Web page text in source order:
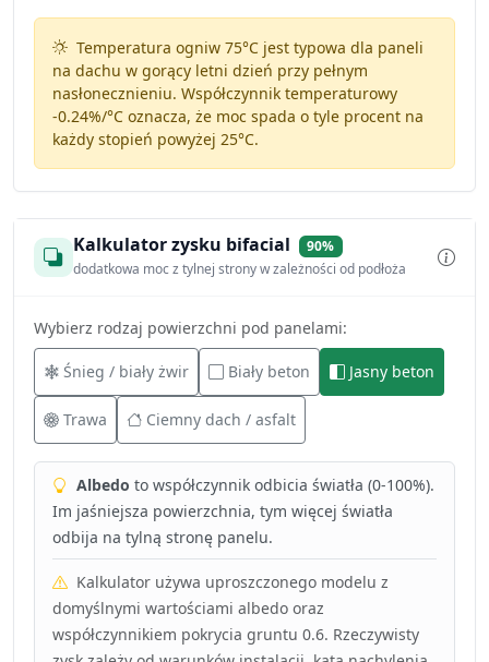
Temperatura ogniw 75°C jest typowa dla paneli
na dachu w gorący letni dzień przy pełnym
nasłonecznieniu. Współczynnik temperaturowy
-0.24%/°Coznacza, że moc spada o tyle procent na
każdy stopień powyżej 25°C.
Kalkulator zysku bifacial
90%
dodatkowa moc z tylnej strony w zależności od podłoża
Wybierz rodzaj powierzchni pod panelami:
Śnieg / biały żwir Biały beton Jasny beton
Trawa Ciemny dach / asfalt
Albedo to współczynnik odbicia światła (0-100%).
Im jaśniejsza powierzchnia, tym więcej światła
odbija na tylną stronę panelu.
Kalkulator używa uproszczonego modelu z
domyślnymi wartościami albedo oraz
współczynnikiem pokrycia gruntu 0.6. Rzeczywisty